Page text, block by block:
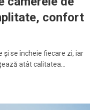
confort
și se încheie fiecare zi, iar
atât calitatea…